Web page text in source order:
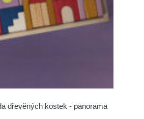
dřevěných kostek - panorama